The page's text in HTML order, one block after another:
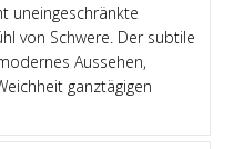
uneingeschränkte
von Schwere. Der subtile
Aussehen,
ganztägigen